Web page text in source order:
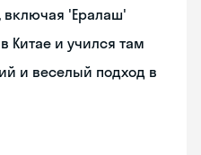
включая 'Ералаш'
Китае и учился там
и веселый подход в